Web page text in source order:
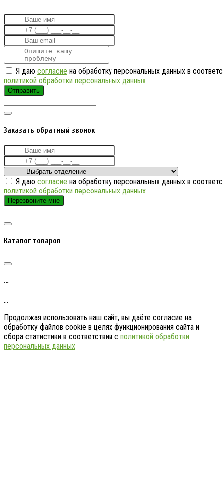
Я даю согласие на обработку персональных данных в
политикой обработки персональных данных
Отправить
Заказать обратный звонок
Я даю согласие на обработку персональных данных в
политикой обработки персональных данных
Перезвоните мне
Каталог товаров
…
…
Продолжая использовать наш сайт, вы даёте согласие на
обработку файлов cookie в целях функционирования сайта и
сбора статистики в соответствии с политикой обработки
персональных данных